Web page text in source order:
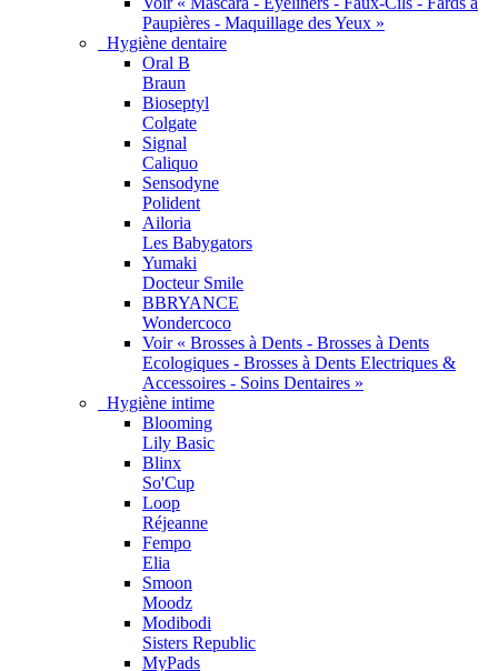
Paupières - Maquillage des Yeux »
Hygiène dentaire
Oral B
Braun
Bioseptyl
Colgate
Signal
Caliquo
Sensodyne
Polident
Ailoria
Les Babygators
Yumaki
Docteur Smile
BBRYANCE
Wondercoco
Voir « Brosses à Dents - Brosses à Dents
Ecologiques - Brosses à Dents Electriques &
Accessoires - Soins Dentaires »
Hygiène intime
Blooming
Lily Basic
Blinx
So'Cup
Loop
Réjeanne
Fempo
Elia
Smoon
Moodz
Modibodi
Sisters Republic
MyPads